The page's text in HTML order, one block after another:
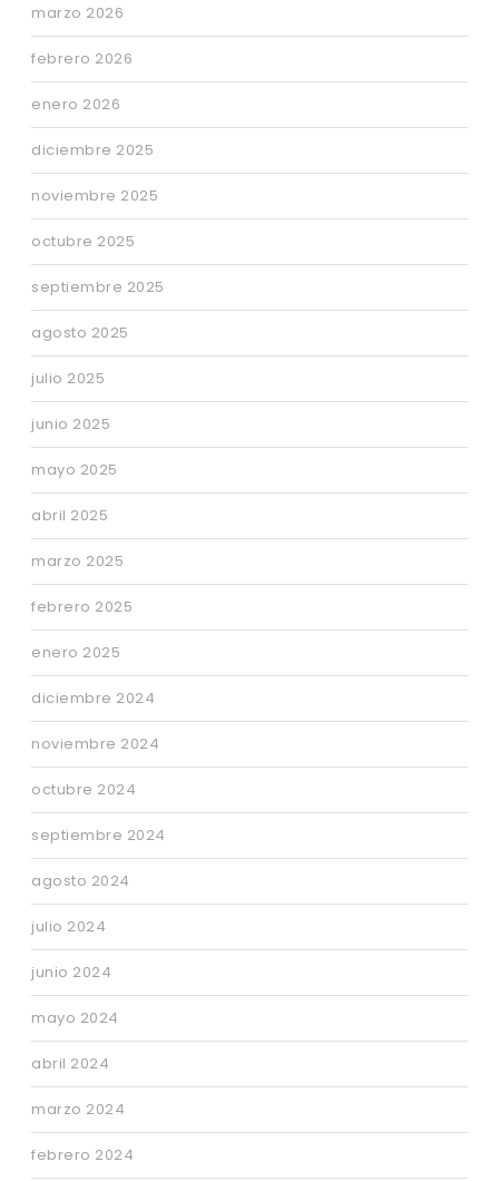
marzo 2026
febrero 2026
enero 2026
diciembre 2025
noviembre 2025
octubre 2025
septiembre 2025
agosto 2025
julio 2025
junio 2025
mayo 2025
abril 2025
marzo 2025
febrero 2025
enero 2025
diciembre 2024
noviembre 2024
octubre 2024
septiembre 2024
agosto 2024
julio 2024
junio 2024
mayo 2024
abril 2024
marzo 2024
febrero 2024